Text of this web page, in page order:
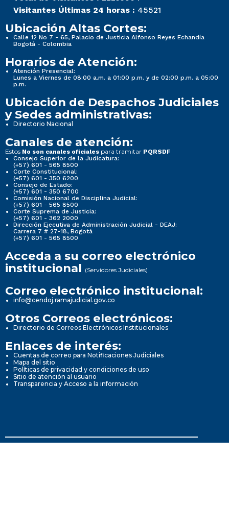
Visitantes Últimas 24 horas : 45521
Ubicación Altas Cortes:
Calle 12 No 7 - 65, Palacio de Justicia Alfonso Reyes Echandía
Bogotá - Colombia
Horarios de Atención:
Atención Presencial:
Lunes a Viernes de 08:00 a.m. a 01:00 p.m. y de 02:00 p.m. a 05:00
p.m.
Ubicación de Despachos Judiciales
y Sedes administrativas:
Directorio Nacional
Canales de atención:
Estos No son canales oficiales para tramitar PQRSDF
Consejo Superior de la Judicatura:
(+57) 601 - 565 8500
Corte Constitucional:
(+57) 601 - 350 6200
Consejo de Estado:
(+57) 601 - 350 6700
Comisión Nacional de Disciplina Judicial:
(+57) 601 - 565 8500
Corte Suprema de Justicia:
(+57) 601 - 362 2000
Dirección Ejecutiva de Administración Judicial - DEAJ:
Carrera 7 # 27-18, Bogotá
(+57) 601 - 565 8500
Acceda a su correo electrónico
institucional (Servidores Judiciales)
Correo electrónico institucional:
info@cendoj.ramajudicial.gov.co
Otros Correos electrónicos:
Directorio de Correos Electrónicos Institucionales
Enlaces de interés:
Cuentas de correo para Notificaciones Judiciales
Mapa del sitio
Políticas de privacidad y condiciones de uso
Sitio de atención al usuario
Transparencia y Acceso a la información